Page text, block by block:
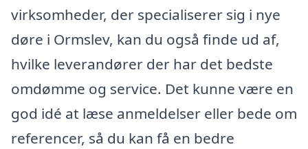
virksomheder, der specialiserer sig i nye
døre i Ormslev, kan du også finde ud af,
hvilke leverandører der har det bedste
omdømme og service. Det kunne være en
god idé at læse anmeldelser eller bede om
referencer, så du kan få en bedre